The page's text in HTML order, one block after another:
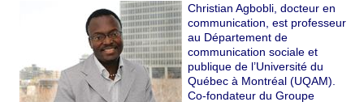
Christian Agbobli, docteur en
communication, est professeur
au Département de
communication sociale et
publique de l’Université du
Québec à Montréal (UQAM).
Co-fondateur du Groupe